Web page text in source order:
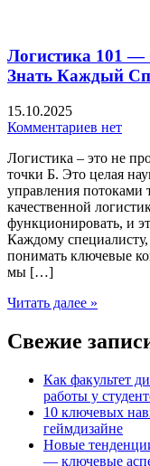
Логистика 101
Знать Каждый
15.10.2025
Комментариев нет
Логистика – это не
точки Б. Это целая
управления потоками
качественной
функционировать, и
Каждому
понимать ключевые
мы […]
Читать далее »
Свежие
Как факультет
работы у
10 ключевых
геймдизайне
Новые
— ключевые